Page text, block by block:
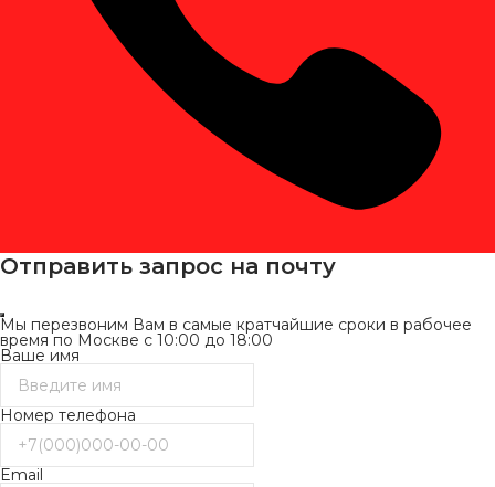
Отправить запрос на почту
Мы перезвоним Вам в самые кратчайшие сроки в рабочее
время по Москве с 10:00 до 18:00
Ваше имя
Номер телефона
Email